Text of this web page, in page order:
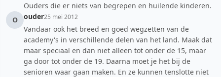
Ouders die er niets van begrepen en huilende kinderen.
O
ouder25 mei 2012
Vandaar ook het breed en goed wegzetten van de
academy's in verschillende delen van het land. Maak dat
maar speciaal en dan niet alleen tot onder de 15, maar
ga door tot onder de 19. Daarna moet je het bij de
senioren waar gaan maken. En ze kunnen tenslotte niet